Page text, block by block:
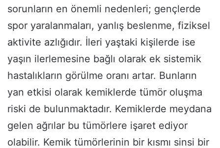
sorunların en önemli nedenleri; gençlerde
spor yaralanmaları, yanlış beslenme, fiziksel
aktivite azlığıdır. İleri yaştaki kişilerde ise
yaşın ilerlemesine bağlı olarak ek sistemik
hastalıkların görülme oranı artar. Bunların
yan etkisi olarak kemiklerde tümör oluşma
riski de bulunmaktadır. Kemiklerde meydana
gelen ağrılar bu tümörlere işaret ediyor
olabilir. Kemik tümörlerinin bir kısmı sinsi bir